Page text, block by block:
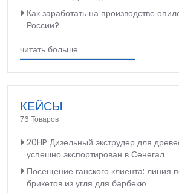
Как заработать на производстве
России?
читать больше
КЕЙСЫ
76 Товаров
20HP Дизельный экструдер для
успешно экспортирован в Сенегал
Посещение ганского клиента: линия
брикетов из угля для барбекю